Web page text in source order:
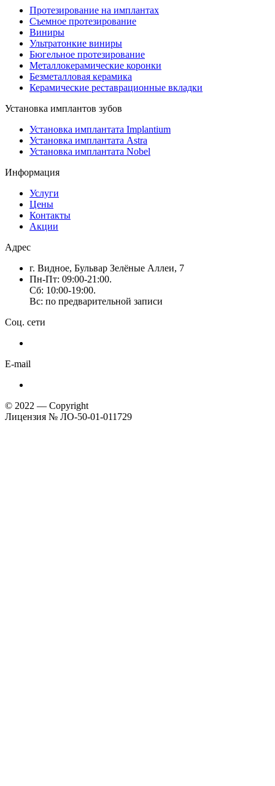
Протезирование на имплантах
Съемное протезирование
Виниры
Ультратонкие виниры
Бюгельное протезирование
Металлокерамические коронки
Безметалловая керамика
Керамические реставрационные вкладки
Установка имплантов зубов
Установка имплантата Implantium
Установка имплантата Astra
Установка имплантата Nobel
Информация
Услуги
Цены
Контакты
Акции
Адрес
г. Видное, Бульвар Зелёные Аллеи, 7
Пн-Пт: 09:00-21:00.
Сб: 10:00-19:00.
Вс: по предварительной записи
Соц. сети
E-mail
© 2022 — Copyright
Лицензия № ЛО-50-01-011729